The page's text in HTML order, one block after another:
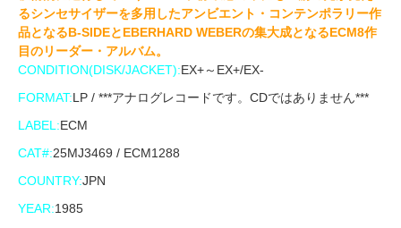
るシンセサイザーを多用したアンビエント・コンテンポラリー作
品となるB-SIDEとEBERHARD WEBERの集大成となるECM8作
目のリーダー・アルバム。
CONDITION(DISK/JACKET):EX+～EX+/EX-
FORMAT:LP / ***アナログレコードです。CDではありません***
LABEL:ECM
CAT#:25MJ3469 / ECM1288
COUNTRY:JPN
YEAR:1985